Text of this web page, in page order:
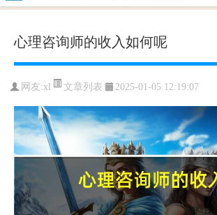
心理咨询师的收入如何呢
网友:xl 文章列表 2025-01-05 12:19:07